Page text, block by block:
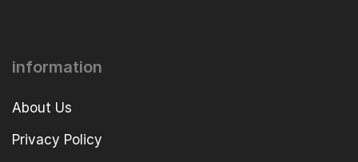
information
About Us
Privacy Policy